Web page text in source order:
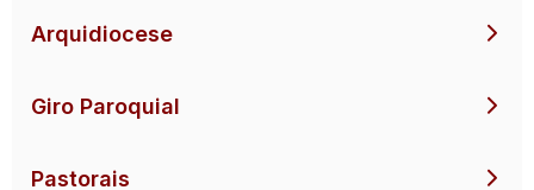
Arquidiocese
Giro Paroquial
Pastorais